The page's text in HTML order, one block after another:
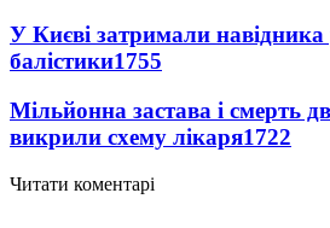
У Києві затримали навідника
балістики1755
Мільйонна застава і смерть
викрили схему лікаря1722
Читати коментарі